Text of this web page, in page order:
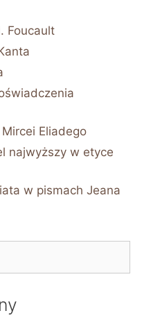
Foucault
Eliadego
najwyższy w etyce
w pismach Jeana